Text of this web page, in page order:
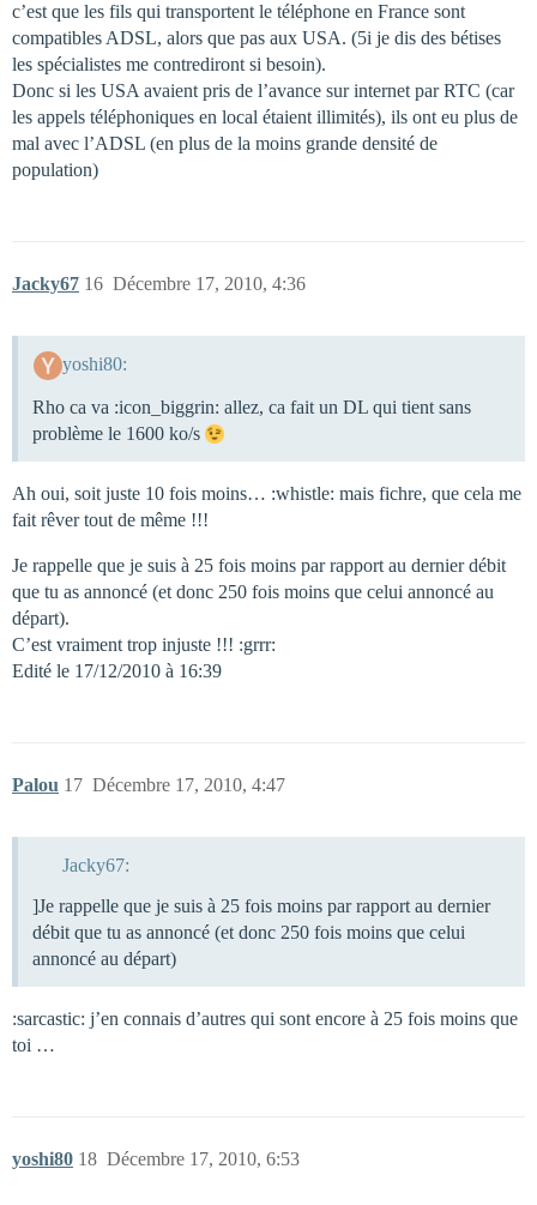
c’est que les fils qui transportent le téléphone en France sont
compatibles ADSL, alors que pas aux USA. (5i je dis des bétises
les spécialistes me contrediront si besoin).
Donc si les USA avaient pris de l’avance sur internet par RTC (car
les appels téléphoniques en local étaient illimités), ils ont eu plus de
mal avec l’ADSL (en plus de la moins grande densité de
population)
Jacky67 Décembre 17, 2010, 4:36
16
yoshi80:
Rho ca va :icon_biggrin: allez, ca fait un DL qui tient sans
problème le 1600 ko/s
Ah oui, soit juste 10 fois moins… :whistle: mais fichre, que cela me
fait rêver tout de même !!!
Je rappelle que je suis à 25 fois moins par rapport au dernier débit
que tu as annoncé (et donc 250 fois moins que celui annoncé au
départ).
C’est vraiment trop injuste !!! :grrr:
Edité le 17/12/2010 à 16:39
Palou Décembre 17, 2010, 4:47
17
Jacky67:
]Je rappelle que je suis à 25 fois moins par rapport au dernier
débit que tu as annoncé (et donc 250 fois moins que celui
annoncé au départ)
:sarcastic: j’en connais d’autres qui sont encore à 25 fois moins que
toi …
yoshi80 Décembre 17, 2010, 6:53
18